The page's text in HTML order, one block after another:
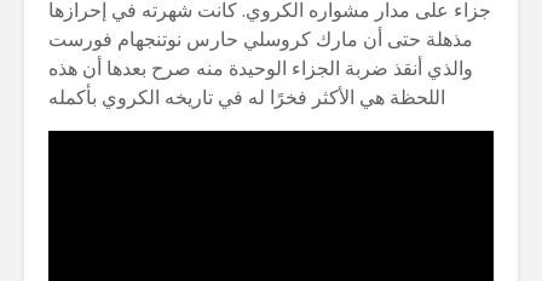
جزاء على مدار مشواره الكروي. كانت شهرته في إحرازها
مذهلة حتى أن مارك كروسلي حارس نوتنجهام فورست
والذي أنقذ ضربة الجزاء الوحيدة منه صرح بعدها أن هذه
اللحظة هي الأكثر فخرًا له في تاريخه الكروي بأكمله